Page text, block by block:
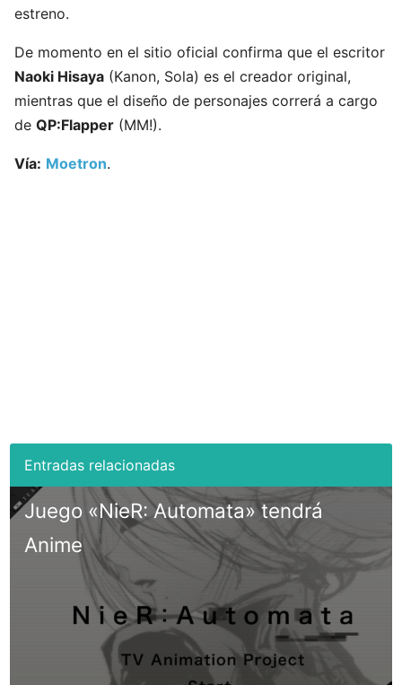
estreno.
De momento en el sitio oficial confirma que el escritor
Naoki Hisaya (Kanon, Sola) es el creador original,
mientras que el diseño de personajes correrá a cargo
de QP:Flapper (MM!).
Vía: Moetron.
Juego «NieR: Automata» tendrá
Anime